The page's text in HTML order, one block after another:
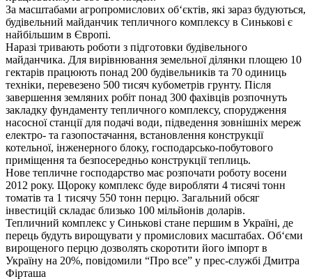
За масштабами агропромислових об‘єктів, які зараз будуються,
будівельний майданчик тепличного комплексу в Синькові є
найбільшим в Європі.
Наразі тривають роботи з підготовки будівельного
майданчика. Для вирівнювання земельної ділянки площею 10
гектарів працюють понад 200 будівельників та 70 одиниць
техніки, перевезено 500 тисяч кубометрів грунту. Після
завершення земляних робіт понад 300 фахівців розпочнуть
закладку фундаменту тепличного комплексу, спорудження
насосної станції для подачі води, підведення зовнішніх мереж
електро- та газопостачання, встановлення конструкції
котельної, інженерного блоку, господарсько-побутового
приміщення та безпосередньо конструкції теплиць.
Нове тепличне господарство має розпочати роботу восени
2012 року. Щороку комплекс буде виробляти 4 тисячі тонн
томатів та 1 тисячу 550 тонн перцю. Загальний обсяг
інвестицій складає близько 100 мільйонів доларів.
Тепличний комплекс у Синькові стане першим в Україні, де
перець будуть вирощувати у промислових масштабах. Об‘єми
вирощеного перцю дозволять скоротити його імпорт в
Україну на 20%, повідомили “Про все” у прес-службі Дмитра
Фірташа